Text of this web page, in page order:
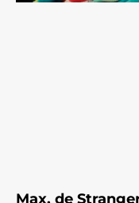
Max, de